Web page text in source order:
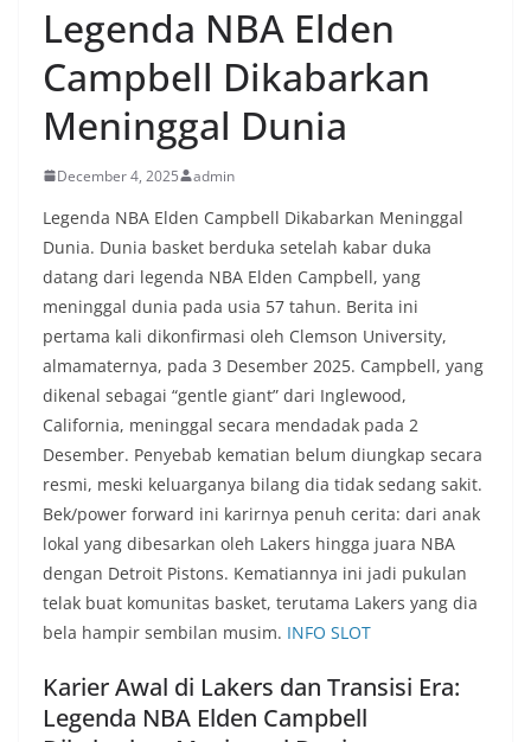
Legenda NBA Elden
Campbell Dikabarkan
Meninggal Dunia
December 4, 2025 admin
Legenda NBA Elden Campbell Dikabarkan Meninggal
Dunia. Dunia basket berduka setelah kabar duka
datang dari legenda NBA Elden Campbell, yang
meninggal dunia pada usia 57 tahun. Berita ini
pertama kali dikonfirmasi oleh Clemson University,
almamaternya, pada 3 Desember 2025. Campbell, yang
dikenal sebagai “gentle giant” dari Inglewood,
California, meninggal secara mendadak pada 2
Desember. Penyebab kematian belum diungkap secara
resmi, meski keluarganya bilang dia tidak sedang sakit.
Bek/power forward ini karirnya penuh cerita: dari anak
lokal yang dibesarkan oleh Lakers hingga juara NBA
dengan Detroit Pistons. Kematiannya ini jadi pukulan
telak buat komunitas basket, terutama Lakers yang dia
bela hampir sembilan musim. INFO SLOT
Karier Awal di Lakers dan Transisi Era:
Legenda NBA Elden Campbell